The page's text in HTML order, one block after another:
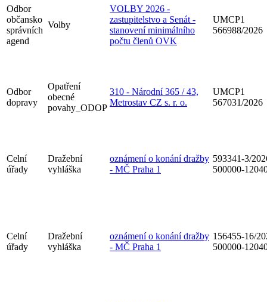
Odbor
občansko
správních
agend
Volby
VOLBY 2026 -
zastupitelstvo a Senát -
stanovení minimálního
počtu členů OVK
UMCP1
566988/2026
Odbor
dopravy
Opatření
obecné
povahy_ODOP
310 - Národní 365 / 43,
Metrostav CZ s. r. o.
UMCP1
567031/2026
Celní
úřady
Dražební
vyhláška
oznámení o konání dražby
- MČ Praha 1
593341-3/
500000-
Celní
úřady
Dražební
vyhláška
oznámení o konání dražby
- MČ Praha 1
156455-16/
500000-